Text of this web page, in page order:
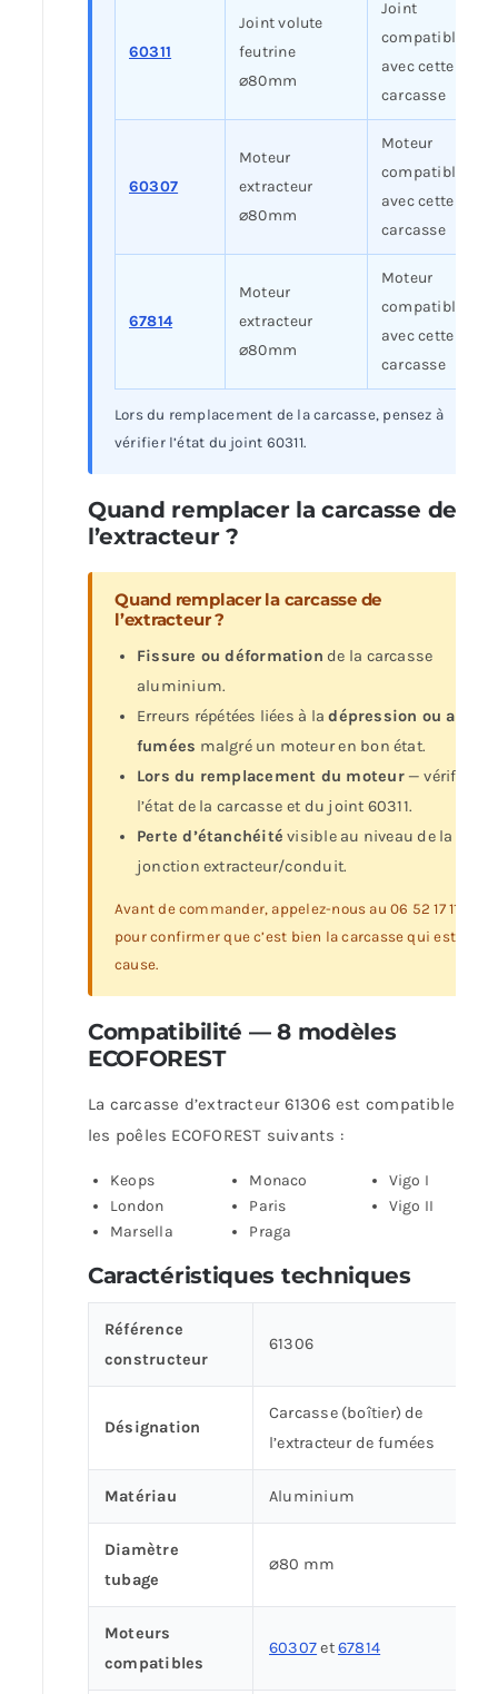
60311
Joint volute
feutrine
⌀80mm
Joint
compatible
avec cette
carcasse
60307
Moteur
extracteur
⌀80mm
Moteur
compatible
avec cette
carcasse
67814
Moteur
extracteur
⌀80mm
Moteur
compatible
avec cette
carcasse
Lors du remplacement de la carcasse, pensez à
vérifier l’état du joint 60311.
Quand remplacer la carcasse de
l’extracteur ?
Quand remplacer la carcasse de
l’extracteur ?
Fissure ou déformation de la carcasse
aluminium.
Erreurs répétées liées à ladépression ou aux
fumées malgré un moteur en bon état.
Lors du remplacement du moteur— vérifiez
l’état de la carcasse et du joint 60311.
Perte d’étanchéité visible au niveau de la
jonction extracteur/conduit.
Avant de commander, appelez-nous au 06 52 17 11 91
pour confirmer que c’est bien la carcasse qui est en
cause.
Compatibilité — 8 modèles
ECOFOREST
La carcasse d’extracteur 61306 est compatible avec
les poêles ECOFOREST suivants :
Keops
London
Marsella
Monaco
Paris
Praga
Vigo I
Vigo II
Caractéristiques techniques
Référence
constructeur
61306
Désignation
Carcasse (boîtier) de
l’extracteur de fumées
Matériau Aluminium
Diamètre
tubage
⌀80 mm
Moteurs
compatibles
60307et67814